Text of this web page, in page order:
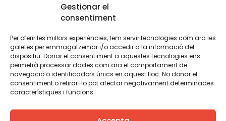
Gestionar el
consentiment
Per oferir les millors experiències, fem servir tecnologies com ara les
galetes per emmagatzemar i/o accedir a la informació del
dispositiu. Donar el consentiment a aquestes tecnologies ens
permetrà processar dades com ara el comportament de
navegació o identificadors únics en aquest lloc. No donar el
consentiment o retirar-lo pot afectar negativament determinades
característiques i funcions.
TWT YTB IG FB IN
Aviso legalPolítica de cookies
Creemos que el conocimiento debe compartirse. Por eso